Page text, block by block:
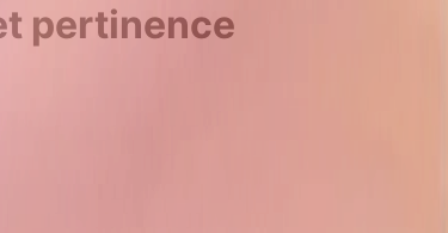
pertinence